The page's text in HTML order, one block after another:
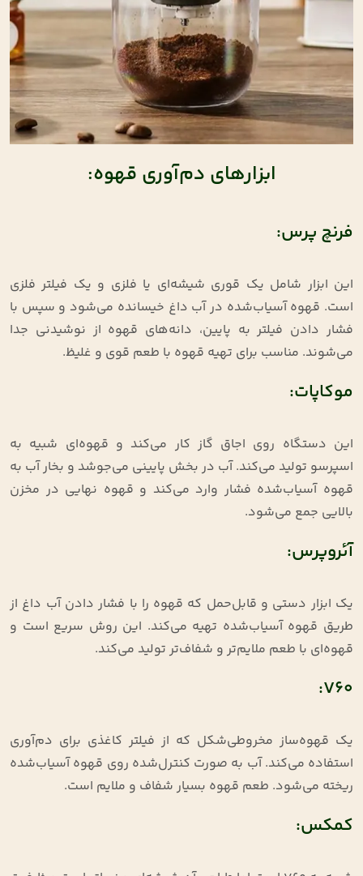
ابزارهای دم‌آوری قهوه:
فرنچ پرس:
این ابزار شامل یک قوری شیشه‌ای یا فلزی و یک فیلتر فلزی
است. قهوه آسیاب‌شده در آب داغ خیسانده می‌شود و سپس با
فشار دادن فیلتر به پایین، دانه‌های قهوه از نوشیدنی جدا
می‌شوند. مناسب برای تهیه قهوه با طعم قوی و غلیظ.
موکاپات:
این دستگاه روی اجاق گاز کار می‌کند و قهوه‌ای شبیه به
اسپرسو تولید می‌کند. آب در بخش پایینی می‌جوشد و بخار آب به
قهوه آسیاب‌شده فشار وارد می‌کند و قهوه نهایی در مخزن
بالایی جمع می‌شود.
آئروپرس:
یک ابزار دستی و قابل‌حمل که قهوه را با فشار دادن آب داغ از
طریق قهوه آسیاب‌شده تهیه می‌کند. این روش سریع است و
قهوه‌ای با طعم ملایم‌تر و شفاف‌تر تولید می‌کند.
V60:
یک قهوه‌ساز مخروطی‌شکل که از فیلتر کاغذی برای دم‌آوری
استفاده می‌کند. آب به صورت کنترل‌شده روی قهوه آسیاب‌شده
ریخته می‌شود. طعم قهوه بسیار شفاف و ملایم است.
کمکس: